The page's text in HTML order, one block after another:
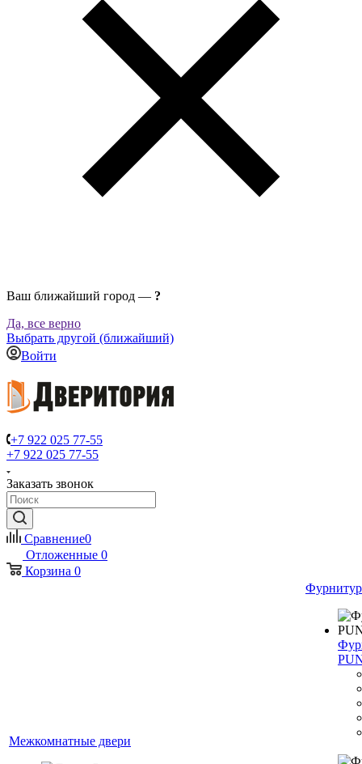
Ваш ближайший город — ?
Да, все верно
Выбрать другой (ближайший)
Войти
+7 922 025 77-55
+7 922 025 77-55
Заказать звонок
Сравнение0
Отложенные 0
Корзина 0
Межкомнатные двери